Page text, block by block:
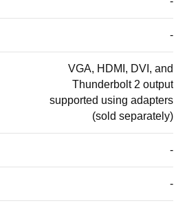
-
VGA, HDMI, DVI, and
Thunderbolt 2 output
supported using adapters
(sold separately)
-
-